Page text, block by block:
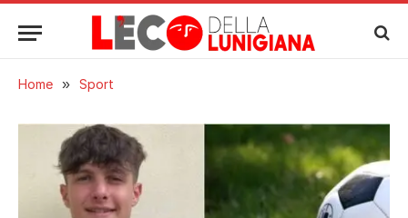
Home » Sport